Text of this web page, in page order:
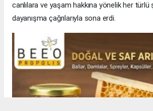
canlılara ve yaşam hakkına yönelik her türlü
dayanışma çağrılarıyla sona erdi.